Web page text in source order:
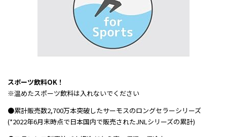
スポーツ飲料OK！
※温めたスポーツ飲料は入れないでください
●累計販売数2,700万本突破したサーモスのロングセラーシリーズ
(*2022年6月末時点で日本国内で販売されたJNLシリーズの累計)